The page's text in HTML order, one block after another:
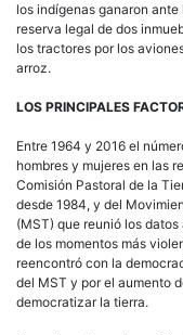
los indígenas ganaron
reserva legal de dos
los tractores por los
arroz.
LOS PRINCIPALES
Entre 1964 y 2016 el
hombres y mujeres en las
Comisión Pastoral de la
desde 1984, y del
(MST) que reunió los
de los momentos más
reencontró con la
del MST y por el aumento
democratizar la tierra.